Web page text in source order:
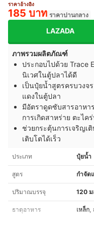
ราคาอ้างอิง
185 บาท ราคาปานกลาง
LAZADA
ภาพรวมผลิตภัณฑ์
ประกอบไปด้วย Trace
นิเวศในตู้ปลาได้ดี
เป็นปุ๋ยน้ำสูตรครบวงจ
แดงในตู้ปลา
มีอัตราดูดซับสารอาห
การเกิดสาหร่าย ตะไค
ช่วยกระตุ้นการเจริญเ
เติบโตได้เร็ว
ประเภท ปุ๋ยน้ำ
สูตร กำจัด
ปริมาณบรรจุ 120 ม
ธาตุอาหาร เหล็ก